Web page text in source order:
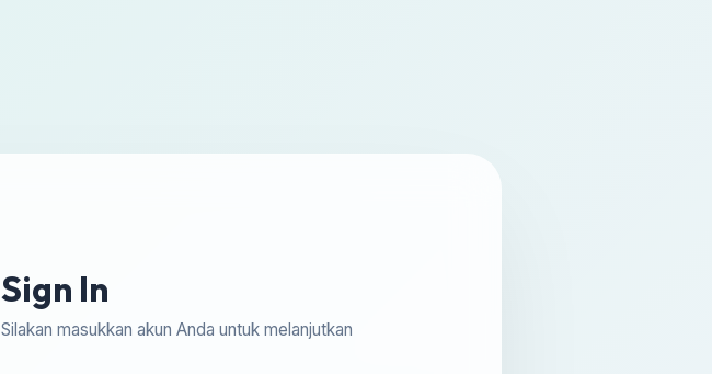
Sign In
Silakan masukkan akun Anda untuk melanjutkan